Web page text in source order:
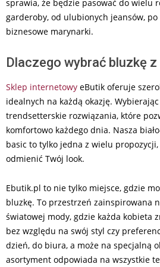
sprawia, że będzie pasować do wielu
garderoby, od ulubionych jeansów,
biznesowe marynarki.
Dlaczego wybrać bluzkę z
Sklep internetowy eButik oferuje
idealnych na każdą okazję.
trendsetterskie rozwiązania, które
komfortowo każdego dnia. Nasza
basic to tylko jedna z wielu
odmienić Twój look.
Ebutik.pl to nie tylko miejsce, gdzie
bluzkę. To przestrzeń zainspirowana
światowej mody, gdzie każda kobieta
bez względu na swój styl czy
dzień, do biura, a może na specjalną
asortyment odpowiada na wszystkie